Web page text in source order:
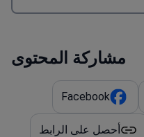
مشاركة المحتوى
Facebook
أحصل على الرابط